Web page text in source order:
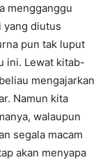
mengganggu
yang diutus
pun tak luput
ini. Lewat kitab-
mengajarkan
Namun kita
walaupun
segala macam
akan menyapa